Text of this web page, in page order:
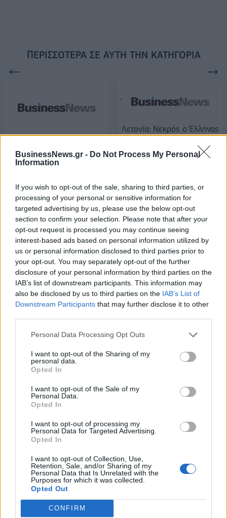
BusinessNews.gr - Do Not Process My Personal
Information
If you wish to opt-out of the sale, sharing to third parties, or
processing of your personal or sensitive information for
targeted advertising by us, please use the below opt-out
section to confirm your selection. Please note that after your
opt-out request is processed you may continue seeing
interest-based ads based on personal information utilized by
us or personal information disclosed to third parties prior to
your opt-out. You may separately opt-out of the further
disclosure of your personal information by third parties on the
IAB’s list of downstream participants. This information may
also be disclosed by us to third parties on the IAB’s List of
Downstream Participants that may further disclose it to other
Personal Data Processing Opt Outs
I want to opt-out of the Sharing of my
personal data.
Opted In
I want to opt-out of the Sale of my
Personal Data.
Opted In
I want to opt-out of processing my
Personal Data for Targeted Advertising.
Opted In
I want to opt-out of Collection, Use,
Retention, Sale, and/or Sharing of my
Personal Data that Is Unrelated with the
Purposes for which it was collected.
Opted Out
CONFIRM
ΠΕΡΙΣΣΌΤΕΡΑ ΣΕ ΑΥΤΉ ΤΗΝ ΚΑΤΗΓΟΡΊΑ
Ενίσχυση του ΕΚΑΒ και 5
νοσοκομείων της χώρας
Λετονία: Νεκρός ο Έλληνας
07/06/2019 - 03:00
Ισπανία – Ιταλία: Κλιμακώνεται η αντιπαράθεση για
το μεταναστευτικό με αμοιβαίους συνοριακούς
09/08/2026 - 10:29 ΚΟΣΜΟΣ
οικονομικού προγράμματος της ΕΛ.Α.Σ. στη
Θεσσαλονίκη
Κορυφώνεται η έξοδος του Αυγούστου – Πάνω από
56.000 επιβάτες αναχωρούν σήμερα από τα
λιμάνια της Αττικής
08/08/2026 - 14:30 ΕΛΛΑΔΑ